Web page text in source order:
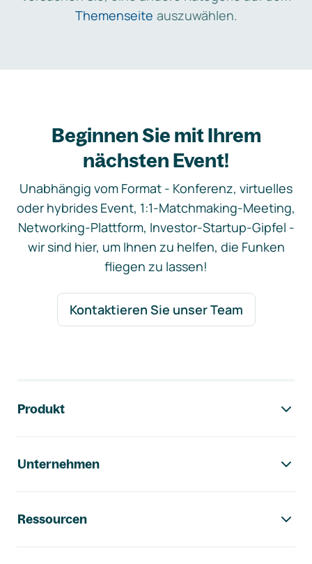
Themenseite auszuwählen.
Beginnen Sie mit Ihrem
nächsten Event!
Unabhängig vom Format - Konferenz, virtuelles
oder hybrides Event, 1:1-Matchmaking-Meeting,
Networking-Plattform, Investor-Startup-Gipfel -
wir sind hier, um Ihnen zu helfen, die Funken
fliegen zu lassen!
Kontaktieren Sie unser Team
Produkt
Unternehmen
Ressourcen